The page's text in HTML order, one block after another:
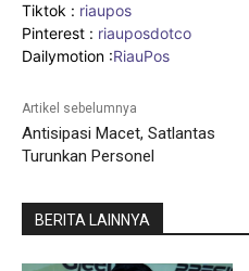
Tiktok : riaupos
Pinterest : riauposdotco
Dailymotion :RiauPos
Artikel sebelumnya
Antisipasi Macet, Satlantas
Turunkan Personel
BERITA LAINNYA